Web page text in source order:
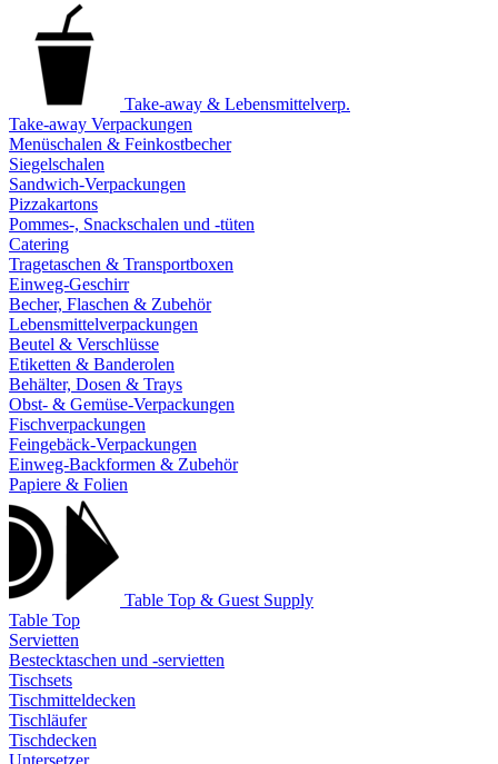
Take-away & Lebensmittelverp.
Take-away Verpackungen
Menüschalen & Feinkostbecher
Siegelschalen
Sandwich-Verpackungen
Pizzakartons
Pommes-, Snackschalen und -tüten
Catering
Tragetaschen & Transportboxen
Einweg-Geschirr
Becher, Flaschen & Zubehör
Lebensmittelverpackungen
Beutel & Verschlüsse
Etiketten & Banderolen
Behälter, Dosen & Trays
Obst- & Gemüse-Verpackungen
Fischverpackungen
Feingebäck-Verpackungen
Einweg-Backformen & Zubehör
Papiere & Folien
Table Top & Guest Supply
Table Top
Servietten
Bestecktaschen und -servietten
Tischsets
Tischmitteldecken
Tischläufer
Tischdecken